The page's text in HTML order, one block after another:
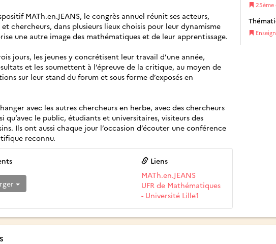
MATh.en.JEANS, le congrès annuel réunit ses acteurs,
et chercheurs, dans plusieurs lieux choisis pour leur dynamisme
une autre image des mathématiques et de leur apprentissage.
jours, les jeunes y concrétisent leur travail d’une année,
et les soumettent à l’épreuve de la critique, au moyen de
sur leur stand du forum et sous forme d’exposés en
avec les autres chercheurs en herbe, avec des chercheurs
qu’avec le public, étudiants et universitaires, visiteurs des
Ils ont aussi chaque jour l’occasion d’écouter une conférence
reconnu.
Liens
MATh.en.JEANS
UFR de Mathématiques
- Université Lille1
25ème